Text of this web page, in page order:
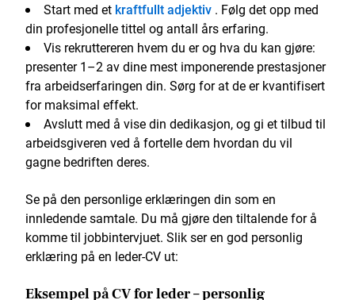
Start med et kraftfullt adjektiv . Følg det opp med
din profesjonelle tittel og antall års erfaring.
Vis rekruttereren hvem du er og hva du kan gjøre:
presenter 1–2 av dine mest imponerende prestasjoner
fra arbeidserfaringen din. Sørg for at de er kvantifisert
for maksimal effekt.
Avslutt med å vise din dedikasjon, og gi et tilbud til
arbeidsgiveren ved å fortelle dem hvordan du vil
gagne bedriften deres.
Se på den personlige erklæringen din som en
innledende samtale. Du må gjøre den tiltalende for å
komme til jobbintervjuet. Slik ser en god personlig
erklæring på en leder-CV ut:
Eksempel på CV for leder – personlig